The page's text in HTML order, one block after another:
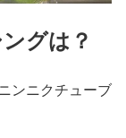
グは？
ンニクチューブ